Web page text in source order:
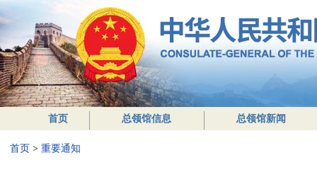
首页 总领馆信息 总领馆新闻
首页 > 重要通知